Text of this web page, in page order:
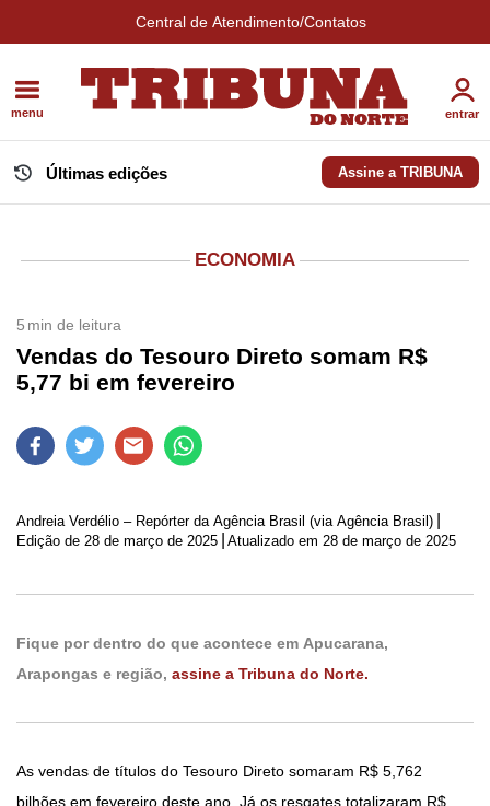
Central de Atendimento/Contatos
menu entrar
Últimas edições Assine a TRIBUNA
ECONOMIA
5 min de leitura
Vendas do Tesouro Direto somam R$
5,77 bi em fevereiro
Andreia Verdélio – Repórter da Agência Brasil (via Agência Brasil)
Edição de 28 de março de 2025 Atualizado em 28 de março de 2025
Fique por dentro do que acontece em Apucarana,
Arapongas e região, assine a Tribuna do Norte.
As vendas de títulos do Tesouro Direto somaram R$ 5,762
bilhões em fevereiro deste ano. Já os resgates totalizaram R$